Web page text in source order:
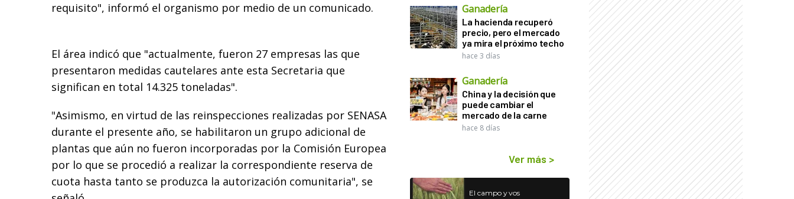
requisito", informó el organismo por medio de un comunicado.
El área indicó que "actualmente, fueron 27 empresas las que
presentaron medidas cautelares ante esta Secretaria que
significan en total 14.325 toneladas".
"Asimismo, en virtud de las reinspecciones realizadas por SENASA
durante el presente año, se habilitaron un grupo adicional de
plantas que aún no fueron incorporadas por la Comisión Europea
por lo que se procedió a realizar la correspondiente reserva de
cuota hasta tanto se produzca la autorización comunitaria", se
Ganadería
La hacienda recuperó
precio, pero el mercado
ya mira el próximo techo
hace 3 días
Ganadería
China y la decisión que
puede cambiar el
mercado de la carne
hace 8 días
Ver más >
El campo y vos